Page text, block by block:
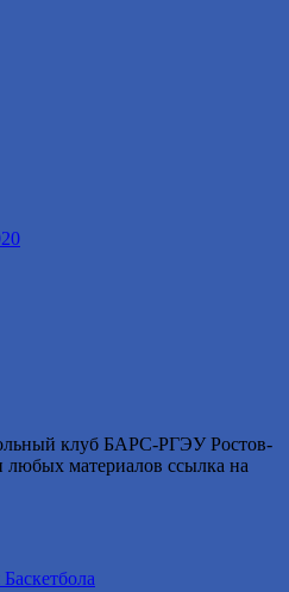
клуб БАРС-РГЭУ Ростов-
материалов ссылка на